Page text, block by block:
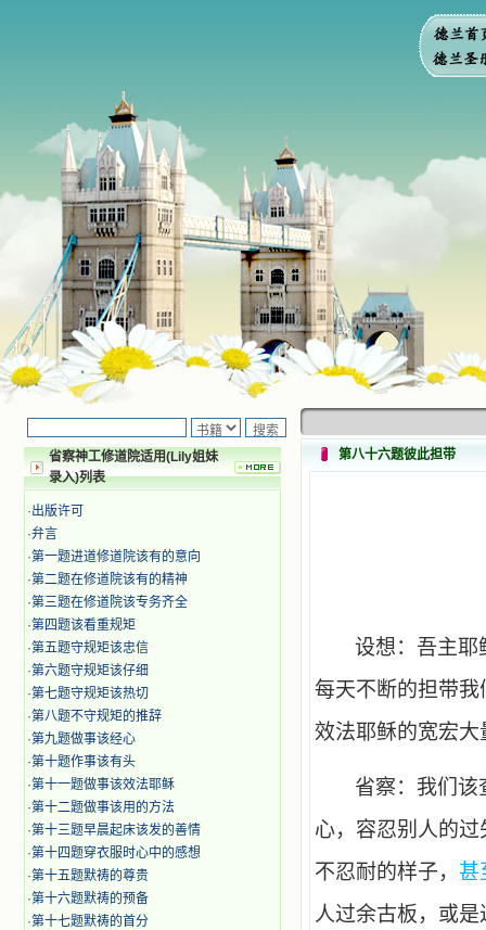
省察神工修道院适用(Lily姐妹
录入)列表
·出版许可
·弁言
·第一题进道修道院该有的意向
·第二题在修道院该有的精神
·第三题在修道院该专务齐全
·第四题该看重规矩
·第五题守规矩该忠信
·第六题守规矩该仔细
·第七题守规矩该热切
·第八题不守规矩的推辞
·第九题做事该经心
·第十题作事该有头
·第十一题做事该效法耶稣
·第十二题做事该用的方法
·第十三题早晨起床该发的善情
·第十四题穿衣服时心中的感想
·第十五题默祷的尊贵
·第十六题默祷的预备
·第十七题默祷的首分
第八十六题彼此担带
设想：吾主耶
每天不断的担带
效法耶稣的宽宏
省察：我们该
心，容忍别人的
不忍耐的样子， 甚
人过余古板，或